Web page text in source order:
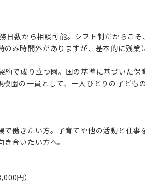
日数から相談可能。シフト制だからこ
み時間外がありますが、基本的に残業
約で成り立つ園。国の基準に基づいた保
園の一員として、一人ひとりの子ども
で働きたい方。子育てや他の活動と仕事
合いたい方へ。
円）